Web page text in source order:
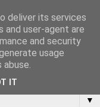
▼
deliver its services
and user-agent are
and security
usage
IT